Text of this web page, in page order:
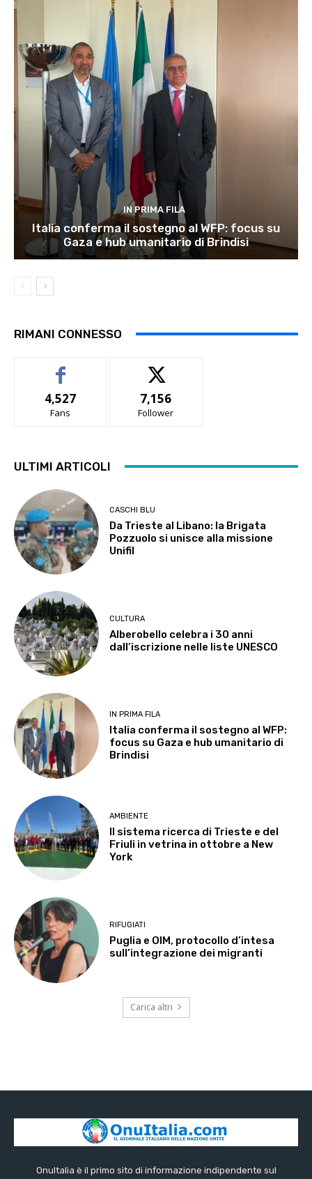
IN PRIMA FILA
Italia conferma il sostegno al WFP: focus su
Gaza e hub umanitario di Brindisi
RIMANI CONNESSO
4,527
Fans
7,156
Follower
ULTIMI ARTICOLI
CASCHI BLU
Da Trieste al Libano: la Brigata
Pozzuolo si unisce alla missione
Unifil
CULTURA
Alberobello celebra i 30 anni
dall’iscrizione nelle liste UNESCO
IN PRIMA FILA
Italia conferma il sostegno al WFP:
focus su Gaza e hub umanitario di
Brindisi
AMBIENTE
Il sistema ricerca di Trieste e del
Friuli in vetrina in ottobre a New
York
RIFUGIATI
Puglia e OIM, protocollo d’intesa
sull’integrazione dei migranti
Carica altri
OnuItalia è il primo sito di informazione indipendente sul